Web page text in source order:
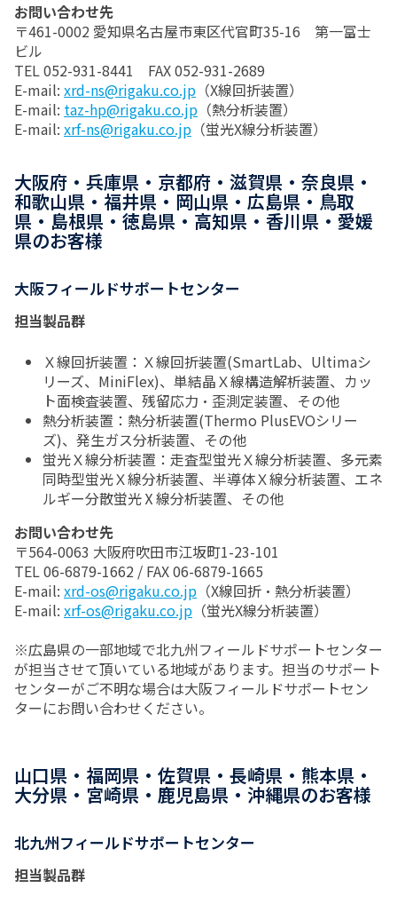
お問い合わせ先
〒461-0002 愛知県名古屋市東区代官町35-16 第一富士
ビル
TEL 052-931-8441 FAX 052-931-2689
E-mail: xrd-ns@rigaku.co.jp （X線回折装置）
E-mail: taz-hp@rigaku.co.jp （熱分析装置）
E-mail: xrf-ns@rigaku.co.jp （蛍光X線分析装置）
大阪府・兵庫県・京都府・滋賀県・奈良県・
和歌山県・福井県・岡山県・広島県・鳥取
県・島根県・徳島県・高知県・香川県・愛媛
県のお客様
大阪フィールドサポートセンター
担当製品群
Ｘ線回折装置：Ｘ線回折装置(SmartLab、Ultimaシ
リーズ、MiniFlex)、単結晶Ｘ線構造解析装置、カッ
ト面検査装置、残留応力・歪測定装置、その他
熱分析装置：熱分析装置(Thermo PlusEVOシリー
ズ)、発生ガス分析装置、その他
蛍光Ｘ線分析装置：走査型蛍光Ｘ線分析装置、多元素
同時型蛍光Ｘ線分析装置、半導体Ｘ線分析装置、エネ
ルギー分散蛍光Ⅹ線分析装置、その他
お問い合わせ先
〒564-0063 大阪府吹田市江坂町1-23-101
TEL 06-6879-1662 / FAX 06-6879-1665
E-mail: xrd-os@rigaku.co.jp （X線回折・熱分析装置）
E-mail: xrf-os@rigaku.co.jp （蛍光X線分析装置）
※広島県の一部地域で北九州フィールドサポートセンター
が担当させて頂いている地域があります。担当のサポート
センターがご不明な場合は大阪フィールドサポートセン
ターにお問い合わせください。
山口県・福岡県・佐賀県・長崎県・熊本県・
大分県・宮崎県・鹿児島県・沖縄県のお客様
北九州フィールドサポートセンター
担当製品群